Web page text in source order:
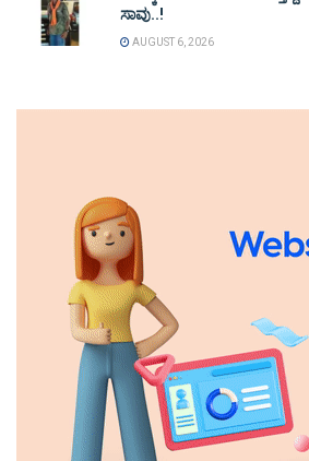
ಸಾವು..!
AUGUST 6, 2026